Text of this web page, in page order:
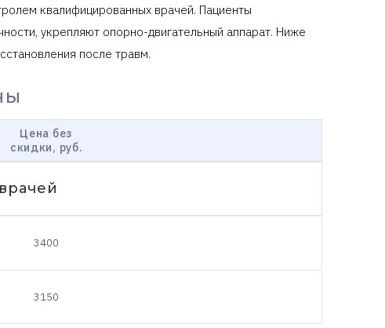
квалифицированных врачей. Пациенты
укрепляют опорно-двигательный аппарат. Ниже
после травм.
Цена без
скидки, руб.
3400
3150